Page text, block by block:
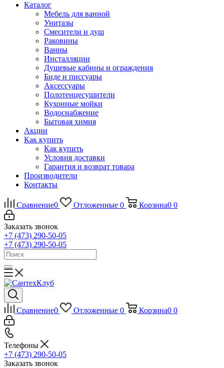
Каталог
Мебель для ванной
Унитазы
Смесители и душ
Раковины
Ванны
Инсталляции
Душевые кабины и ограждения
Биде и писсуары
Аксессуары
Полотенцесушители
Кухонные мойки
Водоснабжение
Бытовая химия
Акции
Как купить
Как купить
Условия доставки
Гарантия и возврат товара
Производители
Контакты
Сравнение0 Отложенные 0 Корзина0 0
Заказать звонок
+7 (473) 290-50-05
+7 (473) 290-50-05
Сравнение0 Отложенные 0 Корзина0 0
Телефоны
+7 (473) 290-50-05
Заказать звонок